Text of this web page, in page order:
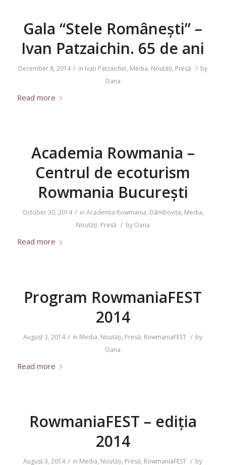
Gala “Stele Românești” –
Ivan Patzaichin. 65 de ani
December 8, 2014 / in Ivan Patzaichin, Media, Noutăți, Presă / by
Oana
Read more
Academia Rowmania –
Centrul de ecoturism
Rowmania București
October 30, 2014 / in Academia Rowmania, Dâmbovița, Media,
Noutăți, Presă / by Oana
Read more
Program RowmaniaFEST
2014
August 3, 2014 / in Media, Noutăți, Presă, RowmaniaFEST / by
Oana
Read more
RowmaniaFEST – ediția
2014
August 3, 2014 / in Media, Noutăți, Presă, RowmaniaFEST / by